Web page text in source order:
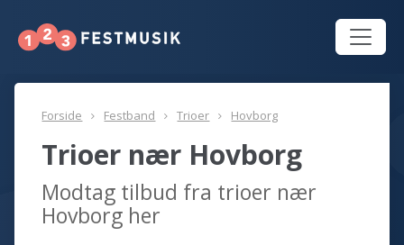
Forside Festband Trioer Hovborg
Trioer nær Hovborg
Modtag tilbud fra trioer nær
Hovborg her